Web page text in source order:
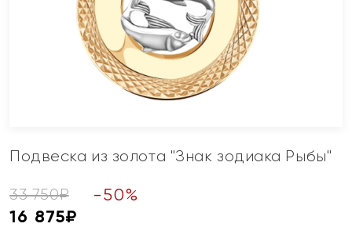
Подвеска из золота "Знак зодиака Рыбы"
33 750₽ -50%
16 875₽